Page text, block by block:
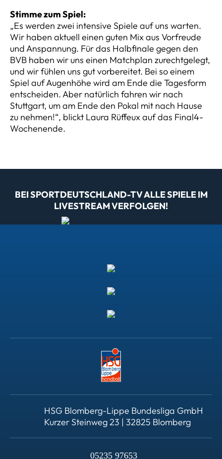
Stimme zum Spiel:
„Es werden zwei intensive Spiele auf uns warten.
Wir haben aktuell einen guten Mix aus Vorfreude
und Anspannung. Für das Halbfinale gegen den
BVB haben wir uns einen Matchplan zurechtgelegt,
und wir fühlen uns gut vorbereitet. Bei so einem
Spiel auf Augenhöhe wird am Ende die Tagesform
entscheiden. Aber natürlich fahren wir nach
Stuttgart, um am Ende den Pokal mit nach Hause
zu nehmen!“, blickt Laura Rüffeux auf das Final4-
Wochenende.
BEI SPORTDEUTSCHLAND-TV ALLE SPIELE IM
LIVESTREAM VERFOLGEN!
HSG Blomberg-Lippe Bundesliga GmbH
Kurzer Steinweg 23 | 32825 Blomberg
05235 97653